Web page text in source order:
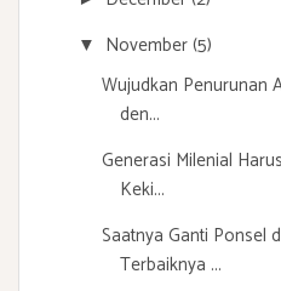
▼ November(5)
Wujudkan Penurunan
den...
Generasi Milenial
Keki...
Saatnya Ganti Ponsel
Terbaiknya ...